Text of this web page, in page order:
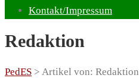
Kontakt/Impressum
Redaktion
PedES > Artikel von: Redaktion